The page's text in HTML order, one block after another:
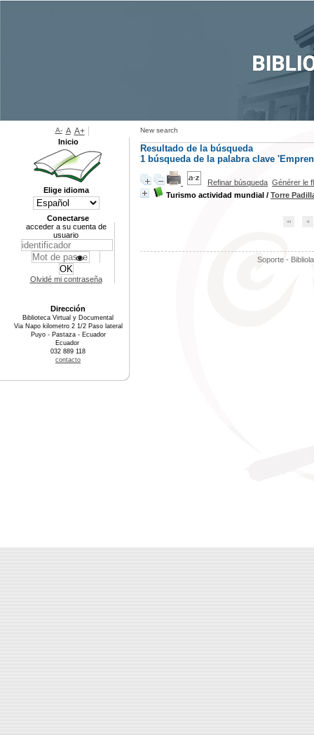
New search
Resultado de la búsqueda
1 búsqueda de la palabra clave
Refinar búsqueda Générer le
Turismo actividad mundial / Torre
Soporte -
A- A A+
Inicio
Elige idioma
Conectarse
acceder a su cuenta de
usuario
Olvidé mi contraseña
Dirección
Biblioteca Virtual y Documental
Via Napo kilometro 2 1/2 Paso lateral
Puyo - Pastaza - Ecuador
Ecuador
032 889 118
contacto